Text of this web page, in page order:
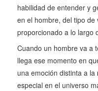
habilidad de entender y
en el hombre, del tipo
proporcionado a lo largo
Cuando un hombre va a
llega ese momento en
una emoción distinta a la
especial en el universo